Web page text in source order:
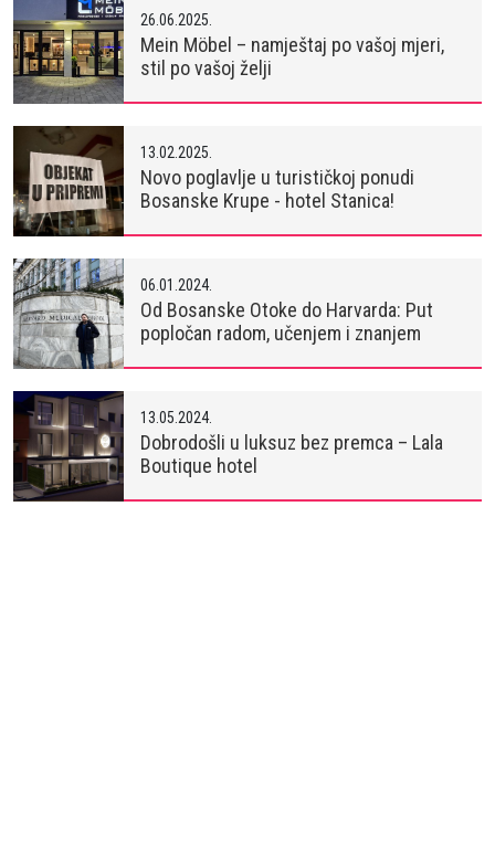
26.06.2025.
Mein Möbel – namještaj po vašoj mjeri,
stil po vašoj želji
13.02.2025.
Novo poglavlje u turističkoj ponudi
Bosanske Krupe - hotel Stanica!
06.01.2024.
Od Bosanske Otoke do Harvarda: Put
popločan radom, učenjem i znanjem
13.05.2024.
Dobrodošli u luksuz bez premca – Lala
Boutique hotel